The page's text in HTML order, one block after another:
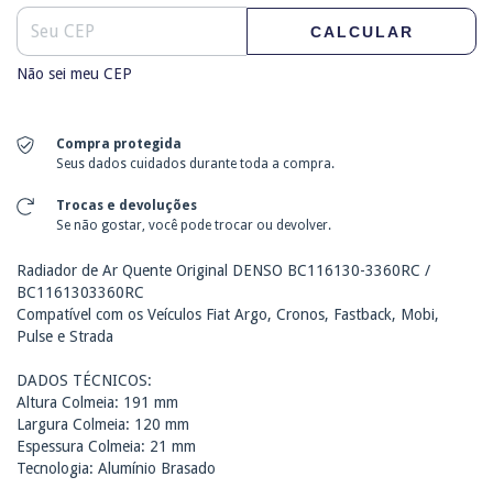
CALCULAR
Não sei meu CEP
Compra protegida
Seus dados cuidados durante toda a compra.
Trocas e devoluções
Se não gostar, você pode trocar ou devolver.
Radiador de Ar Quente Original DENSO BC116130-3360RC /
BC1161303360RC
Compatível com os Veículos Fiat Argo, Cronos, Fastback, Mobi,
Pulse e Strada
DADOS TÉCNICOS:
Altura Colmeia: 191 mm
Largura Colmeia: 120 mm
Espessura Colmeia: 21 mm
Tecnologia: Alumínio Brasado